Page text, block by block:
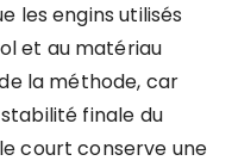
les engins utilisés
et au matériau
la méthode, car
finale du
court conserve une